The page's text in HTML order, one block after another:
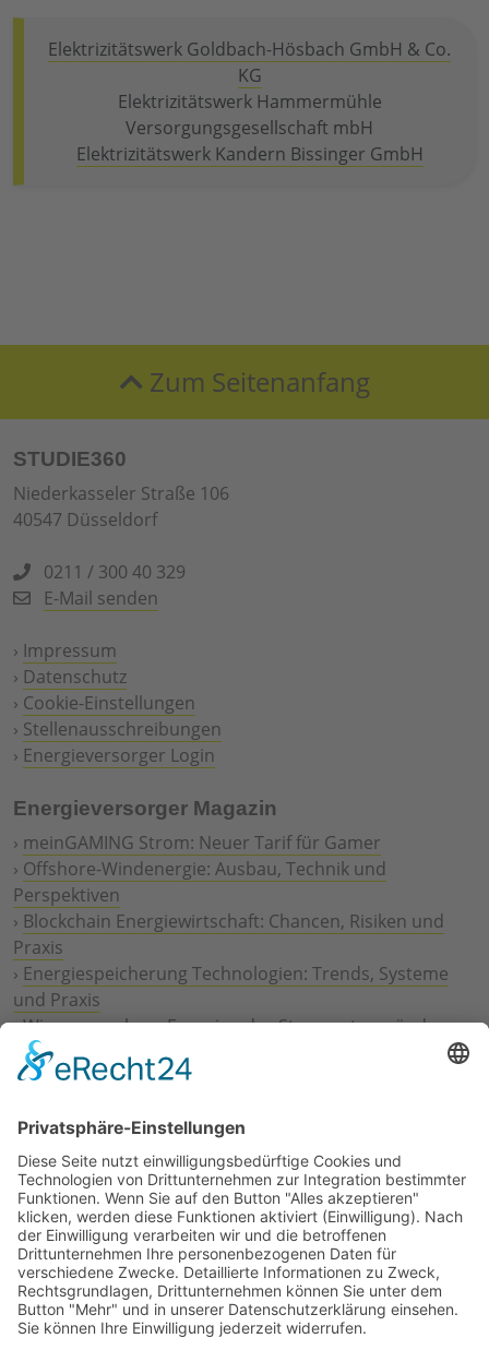
Elektrizitätswerk Goldbach-Hösbach GmbH & Co.
KG
Elektrizitätswerk Hammermühle
Versorgungsgesellschaft mbH
Elektrizitätswerk Kandern Bissinger GmbH
Zum Seitenanfang
STUDIE360
Niederkasseler Straße 106
40547 Düsseldorf
0211 / 300 40 329
E-Mail senden
› Impressum
› Datenschutz
› Cookie-Einstellungen
› Stellenausschreibungen
› Energieversorger Login
Energieversorger Magazin
› meinGAMING Strom: Neuer Tarif für Gamer
› Offshore-Windenergie: Ausbau, Technik und
Perspektiven
› Blockchain Energiewirtschaft: Chancen, Risiken und
Praxis
› Energiespeicherung Technologien: Trends, Systeme
und Praxis
›Wie erneuerbare Energien das Stromnetz verändern
Digitalisierung Energiewirtschaft: Effizienz, Netze und
Prozesse
Geschäftsmodelle
›Vorstandswechsel Westenergie: Böddeling übernimmt
befristet
›Wasserstoff-Hochlauf: Dialog, Infrastruktur und
konkrete Schritte
›Solaranlage Regenbogenfarben: FC St. Pauli und
LichtBlick installieren erste weltweite Anlage
Jetzt an der STUDIE360 teilnehmen